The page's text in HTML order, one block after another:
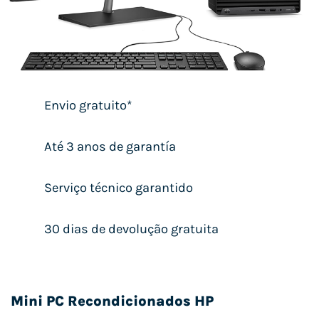
Envio gratuito*
Até 3 anos de garantía
Serviço técnico garantido
30 dias de devolução gratuita
Mini PC Recondicionados HP